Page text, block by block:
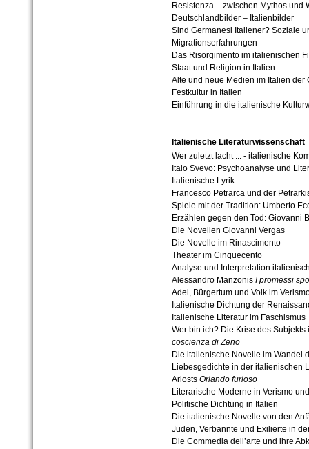
Resistenza – zwischen Mythos und
Deutschlandbilder – Italienbilder
Sind Germanesi Italiener? Soziale
Migrationserfahrungen
Das Risorgimento im italienischen
Staat und Religion in Italien
Alte und neue Medien im Italien der
Festkultur in Italien
Einführung in die italienische
Italienische Literaturwissenschaft
Wer zuletzt lacht ... - italienische
Italo Svevo: Psychoanalyse und
Italienische Lyrik
Francesco Petrarca und der
Spiele mit der Tradition: Umberto
Erzählen gegen den Tod: Giovanni
Die Novellen Giovanni Vergas
Die Novelle im Rinascimento
Theater im Cinquecento
Analyse und Interpretation
Alessandro Manzonis I promessi
Adel, Bürgertum und Volk im
Italienische Dichtung der
Italienische Literatur im Faschismus
Wer bin ich? Die Krise des Subjekts
coscienza di Zeno
Die italienische Novelle im Wandel
Liebesgedichte in der italienischen
Ariosts Orlando furioso
Literarische Moderne in Verismo
Politische Dichtung in Italien
Die italienische Novelle von den
Juden, Verbannte und Exilierte in
Die Commedia dell’arte und ihre